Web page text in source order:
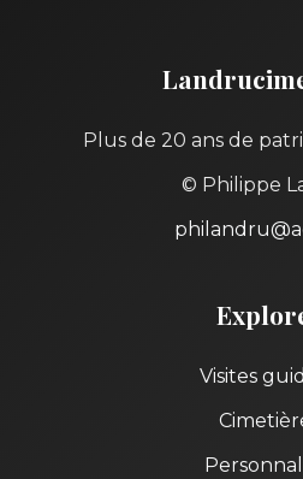
Plus de 20 ans de
© Philippe
Visites